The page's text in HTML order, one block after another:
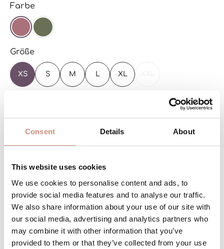
Consent Details About
This website uses cookies
We use cookies to personalise content and ads, to
provide social media features and to analyse our traffic.
We also share information about your use of our site with
our social media, advertising and analytics partners who
may combine it with other information that you’ve
provided to them or that they’ve collected from your use
Farbeauswählen
DARK ROSE
OLIVE
Größeauswählen
XS S M L XL (DIESE OPTION IST
dir!
Produkt Anzahl: Gib den
Stk IN DEN WARENKORB
Produktnummer:TD-xs-dr